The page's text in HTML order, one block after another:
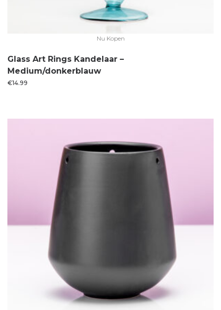
Nu Kopen
Glass Art Rings Kandelaar –
Medium/donkerblauw
€14.99